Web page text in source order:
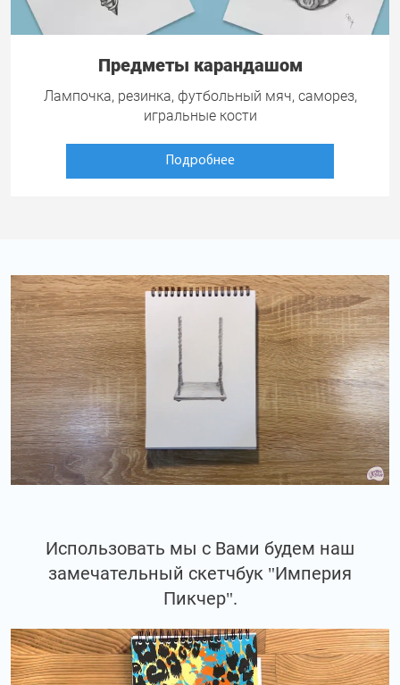
Предметы карандашом
Лампочка, резинка, футбольный мяч, саморез,
игральные кости
Подробнее
Использовать мы с Вами будем наш
замечательный скетчбук "Империя
Пикчер".